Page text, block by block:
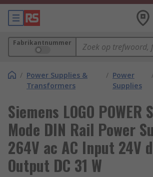
Fabrikantnummer
/ Power Supplies &
Transformers
/ Power
Supplies
Siemens LOGO POWER
Mode DIN Rail Power
264V ac AC Input 24V
Output DC 31 W